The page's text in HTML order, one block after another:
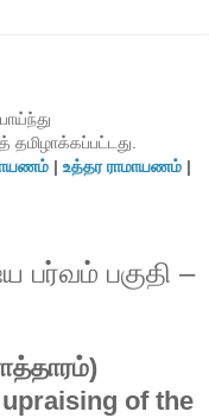
தமிழாக்கப்பட்டது.
| உத்தர ராமாயணம் |
பர்வம் பகுதி –
of the